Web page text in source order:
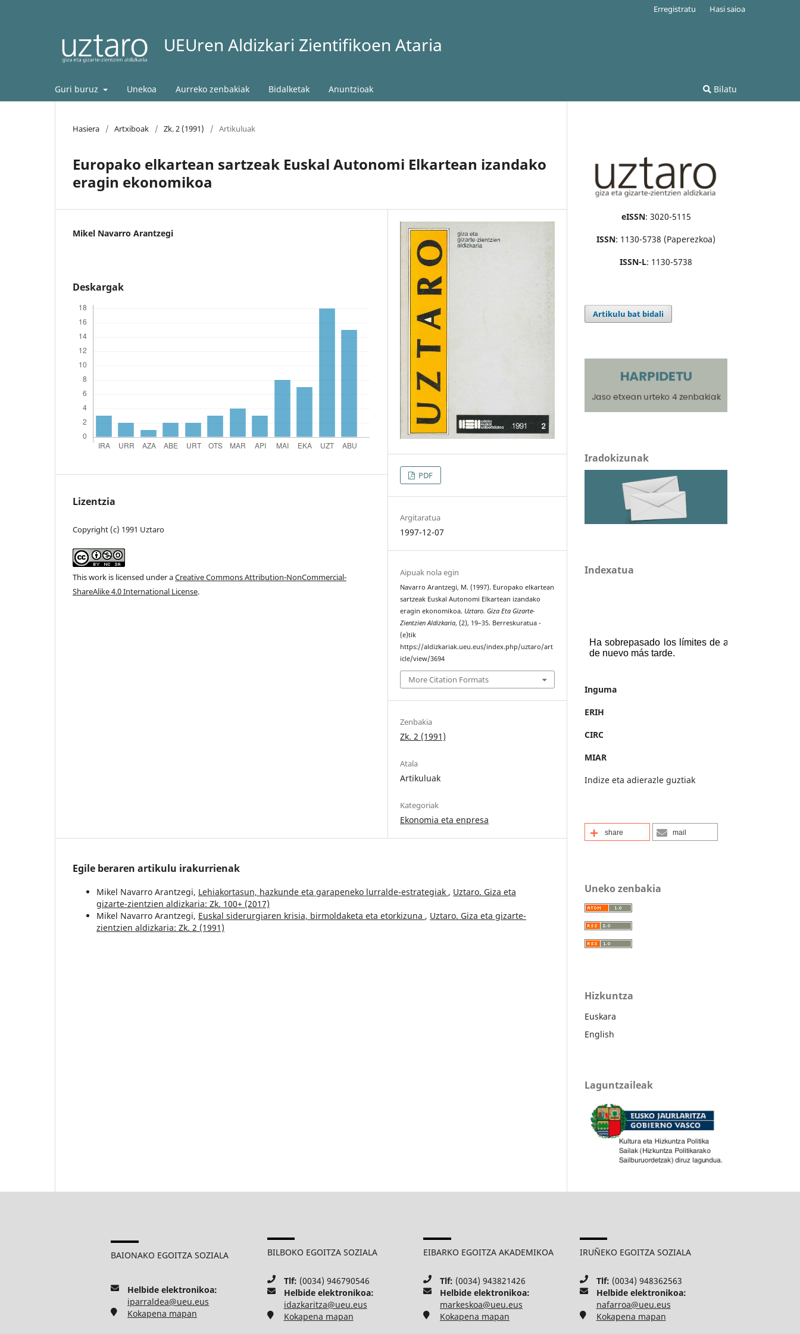
UEUren Aldizkari Zientifikoen Ataria
Guri buruz Unekoa Aurreko zenbakiak Bidalketak Anuntzioak Bilatu
Erregistratu Hasi saioa
Hasiera / Artxiboak / Zk. 2 (1991) / Artikuluak
Europako elkartean sartzeak Euskal Autonomi Elkartean izandako
eragin ekonomikoa
Mikel Navarro Arantzegi
Deskargak
Lizentzia
Copyright (c) 1991 Uztaro
This work is licensed under aCreative Commons Attribution-NonCommercial-
ShareAlike 4.0 International License.
PDF
Argitaratua
1997-12-07
Aipuak nola egin
Navarro Arantzegi, M. (1997). Europako elkartean
sartzeak Euskal Autonomi Elkartean izandako
eragin ekonomikoa. Uztaro. Giza Eta Gizarte-
Zientzien Aldizkaria, (2), 19–35. Berreskuratua -
(e)tik
https://aldizkariak.ueu.eus/index.php/uztaro/art
icle/view/3694
More Citation Formats
Zenbakia
Zk. 2 (1991)
Atala
Artikuluak
Kategoriak
Ekonomia eta enpresa
Egile beraren artikulu irakurrienak
Mikel Navarro Arantzegi, Lehiakortasun, hazkunde eta garapeneko lurralde-estrategiak , Uztaro. Giza eta
gizarte-zientzien aldizkaria: Zk. 100+ (2017)
Mikel Navarro Arantzegi, Euskal siderurgiaren krisia, birmoldaketa eta etorkizuna , Uztaro. Giza eta gizarte-
zientzien aldizkaria: Zk. 2 (1991)
eISSN: 3020-5115
ISSN: 1130-5738 (Paperezkoa)
ISSN-L: 1130-5738
Artikulu bat bidali
Iradokizunak
Indexatua
Inguma
ERIH
CIRC
MIAR
Indize eta adierazle guztiak
share mail
Uneko zenbakia
Hizkuntza
Euskara
English
Laguntzaileak
BAIONAKO EGOITZA SOZIALA
Helbide elektronikoa:
iparraldea@ueu.eus
Kokapena mapan
BILBOKO EGOITZA SOZIALA
Tlf: (0034) 946790546
Helbide elektronikoa:
idazkaritza@ueu.eus
Kokapena mapan
EIBARKO EGOITZA AKADEMIKOA
Tlf: (0034) 943821426
Helbide elektronikoa:
markeskoa@ueu.eus
Kokapena mapan
IRUÑEKO EGOITZA SOZIALA
Tlf: (0034) 948362563
Helbide elektronikoa:
nafarroa@ueu.eus
Kokapena mapan